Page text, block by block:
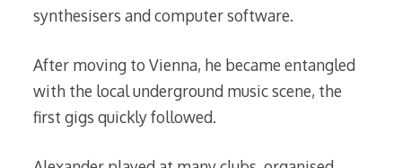
synthesisers and computer software.
After moving to Vienna, he became entangled
with the local underground music scene, the
first gigs quickly followed.